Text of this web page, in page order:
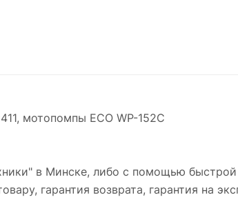
мотопомпы ECO WP-152C
в Минске, либо с помощью
гарантия возврата, гарантия на